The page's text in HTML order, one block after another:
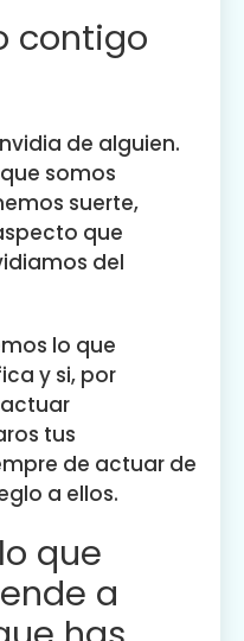
contigo
de alguien.
somos
suerte,
que
del
lo que
y si, por
tus
de actuar de
a ellos.
que
a